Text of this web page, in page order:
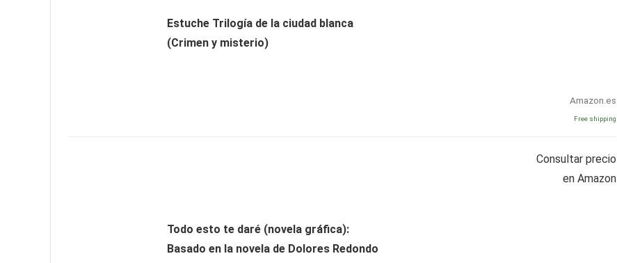
Estuche Trilogía de la ciudad blanca
(Crimen y misterio)
Amazon.es
Free shipping
Todo esto te daré (novela gráfica):
Basado en la novela de Dolores Redondo
Consultar precio
en Amazon